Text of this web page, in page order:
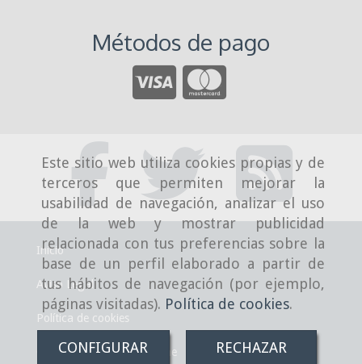
Este sitio web utiliza cookies propias y de
terceros que permiten mejorar la
usabilidad de navegación, analizar el uso
de la web y mostrar publicidad
relacionada con tus preferencias sobre la
base de un perfil elaborado a partir de
tus hábitos de navegación (por ejemplo,
páginas visitadas). Política de cookies.
CONFIGURAR RECHAZAR
Métodos de pago
Inicio
Aviso Legal
Política de cookies
Condiciones de venta online